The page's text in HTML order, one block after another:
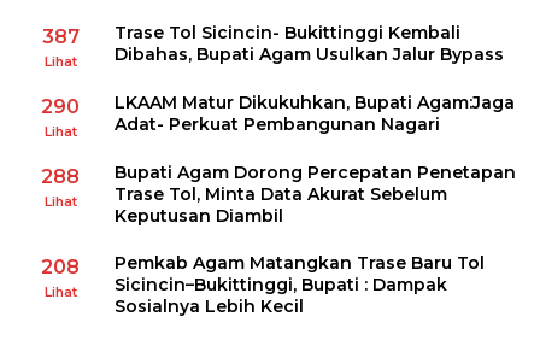
387
Lihat
Trase Tol Sicincin- Bukittinggi Kembali
Dibahas, Bupati Agam Usulkan Jalur Bypass
290
Lihat
LKAAM Matur Dikukuhkan, Bupati Agam:Jaga
Adat- Perkuat Pembangunan Nagari
288
Lihat
Bupati Agam Dorong Percepatan Penetapan
Trase Tol, Minta Data Akurat Sebelum
Keputusan Diambil
208
Lihat
Pemkab Agam Matangkan Trase Baru Tol
Sicincin–Bukittinggi, Bupati : Dampak
Sosialnya Lebih Kecil